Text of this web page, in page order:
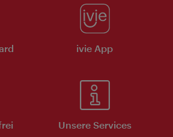
ivie App
Unsere Services